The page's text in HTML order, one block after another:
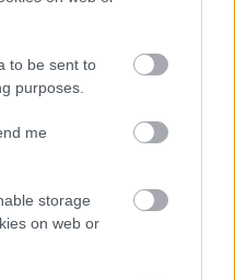
to be sent to
purposes.
me
storage
on web or